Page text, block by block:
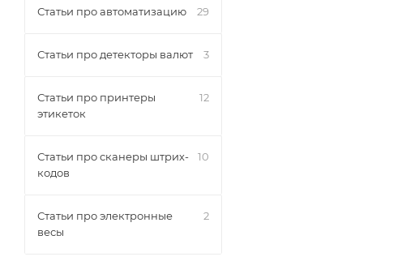
Статьи про автоматизацию 29
Статьи про детекторы валют 3
Статьи про принтеры
этикеток
12
Статьи про сканеры штрих-
кодов
10
Статьи про электронные
весы
2